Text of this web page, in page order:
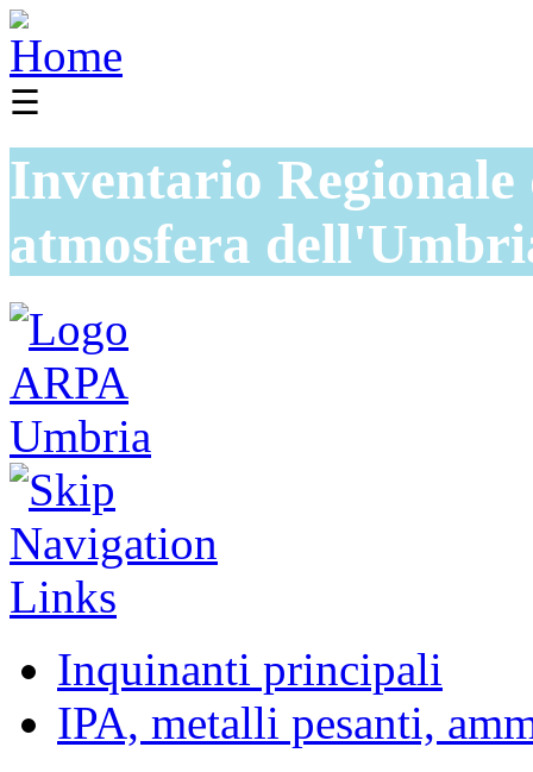
☰
Inventario
atmosfera
Inquinanti principali
IPA, metalli pesanti,